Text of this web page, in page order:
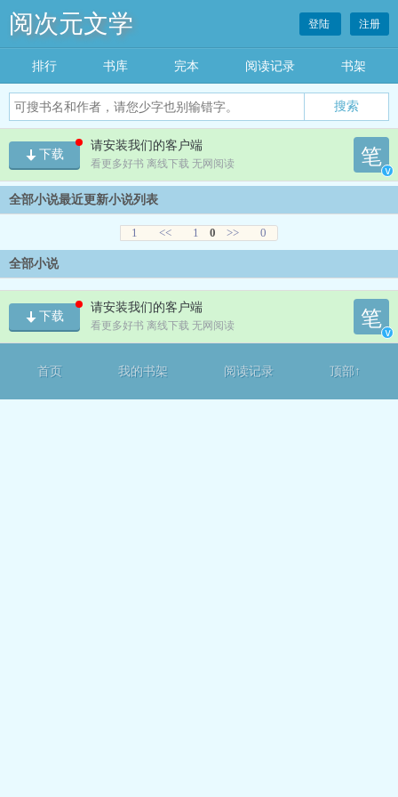
阅次元文学
搜索
登陆 注册
排行 书库 完本 阅读记录 书架
下载
请安装我们的客户端
看更多好书 离线下载 无网阅读 笔
v
全部小说最近更新小说列表
1 << 1 0 >> 0
全部小说
下载
请安装我们的客户端
看更多好书 离线下载 无网阅读 笔
v
首页 我的书架 阅读记录 顶部↑